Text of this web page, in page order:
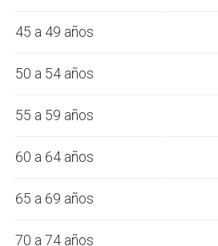
45 a 49 años
50 a 54 años
55 a 59 años
60 a 64 años
65 a 69 años
70 a 74 años